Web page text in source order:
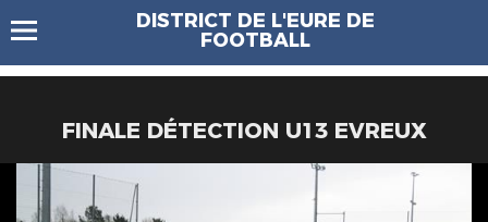
DISTRICT DE L'EURE DE
FOOTBALL
FINALE DÉTECTION U13 EVREUX